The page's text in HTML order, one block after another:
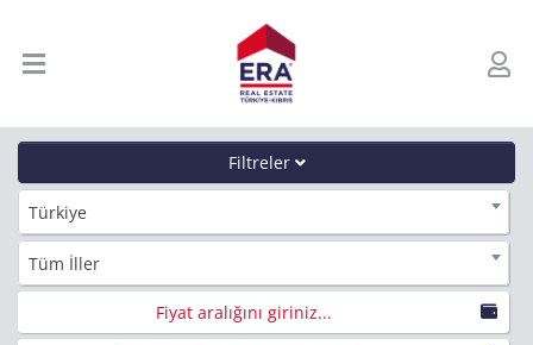
Filtreler
Türkiye
Tüm İller
Fiyat aralığını giriniz...